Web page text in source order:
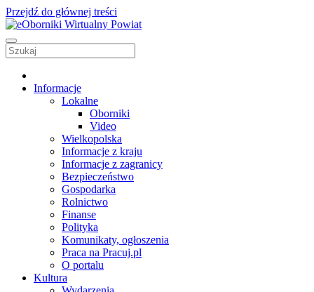
Przejdź do głównej treści
Informacje
Lokalne
Oborniki
Video
Wielkopolska
Informacje z kraju
Informacje z zagranicy
Bezpieczeństwo
Gospodarka
Rolnictwo
Finanse
Polityka
Komunikaty, ogłoszenia
Praca na Pracuj.pl
O portalu
Kultura